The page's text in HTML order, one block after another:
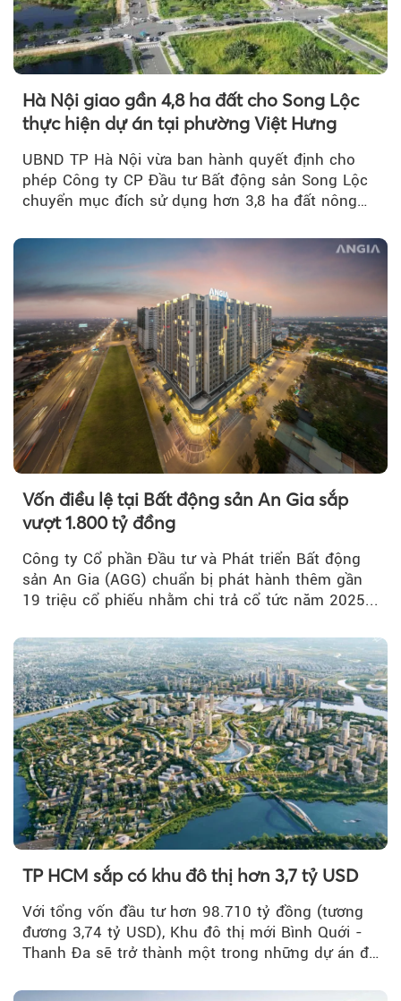
Hà Nội giao gần 4,8 ha đất cho Song Lộc
thực hiện dự án tại phường Việt Hưng
UBND TP Hà Nội vừa ban hành quyết định cho
phép Công ty CP Đầu tư Bất động sản Song Lộc
chuyển mục đích sử dụng hơn 3,8 ha đất nông
Vốn điều lệ tại Bất động sản An Gia sắp
vượt 1.800 tỷ đồng
Công ty Cổ phần Đầu tư và Phát triển Bất động
sản An Gia (AGG) chuẩn bị phát hành thêm gần
19 triệu cổ phiếu nhằm chi trả cổ tức năm 2025...
TP HCM sắp có khu đô thị hơn 3,7 tỷ USD
Với tổng vốn đầu tư hơn 98.710 tỷ đồng (tương
đương 3,74 tỷ USD), Khu đô thị mới Bình Quới -
Thanh Đa sẽ trở thành một trong những dự án đô